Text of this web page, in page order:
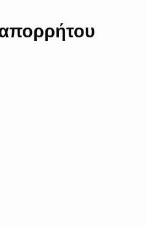
απορρήτου